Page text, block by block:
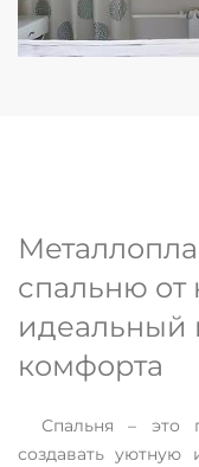
спальню от
идеальный
комфорта
Спальня – это
создавать